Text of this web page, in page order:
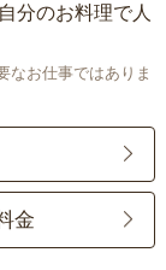
分のお料理で人
なお仕事ではありま
金